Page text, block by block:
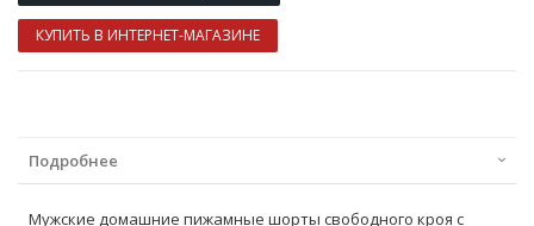
КУПИТЬ В ИНТЕРНЕТ-МАГАЗИНЕ
Подробнее
Мужские домашние пижамные шорты свободного кроя с